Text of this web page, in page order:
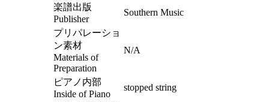
楽譜出版
Publisher
Southern Music
プリパレーショ
ン素材
Materials of
Preparation
N/A
ピアノ内部
Inside of Piano
stopped string